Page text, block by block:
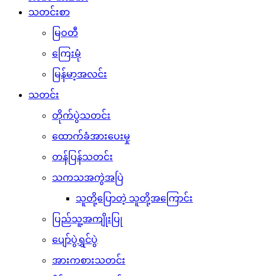
သတင်းစာ
မြဝတီ
ကြေးမုံ
မြန်မာ့အလင်း
သတင်း
တိုက်ပွဲသတင်း
ထောက်ခံအားပေးမှု
တန်ပြန်သတင်း
သကသအကွဲအပြဲ
သူတို့ပြောတဲ့ သူတို့အကြောင်း
ပြည်သူ့အကျိုးပြု
ပျော်ပွဲရွှင်ပွဲ
အားကစားသတင်း